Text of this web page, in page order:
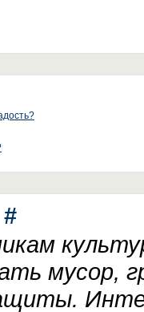
#
мусор,